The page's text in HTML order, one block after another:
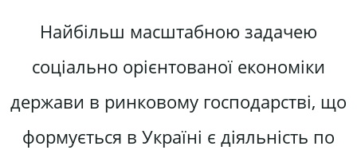
Найбільш масштабною задачею
соціально орієнтованої економіки
держави в ринковому господарстві, що
формується в Україні є діяльність по